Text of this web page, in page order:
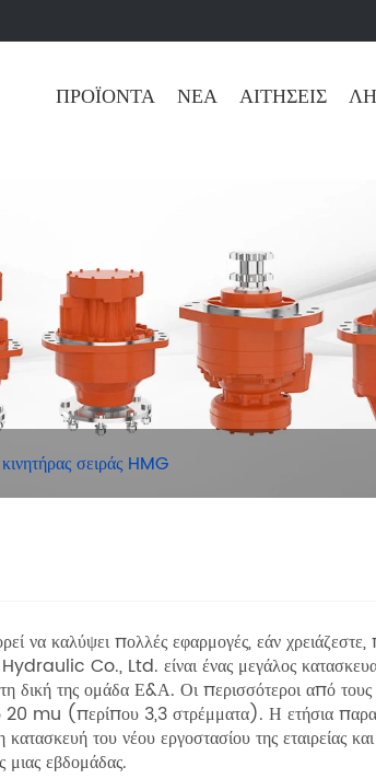
ΠΡΟΪΌΝΤΑ ΝΈΑ ΑΙΤΉΣΕΙΣ
σειράς HMG
να καλύψει πολλές εφαρμογές, εάν
Co., Ltd. είναι ένας μεγάλος
δική της ομάδα Ε&Α. Οι περισσότεροι από
mu (περίπου 3,3 στρέμματα). Η ετήσια
του νέου εργοστασίου της εταιρείας
εβδομάδας.